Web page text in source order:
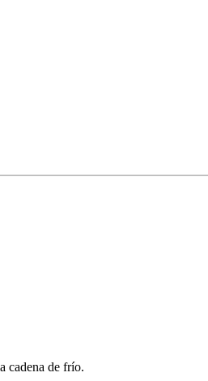
cadena de frío.